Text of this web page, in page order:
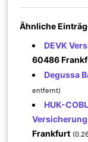
Ähnliche
DEVK
60486
Degussa
entfernt)
HUK-
Frankfurt